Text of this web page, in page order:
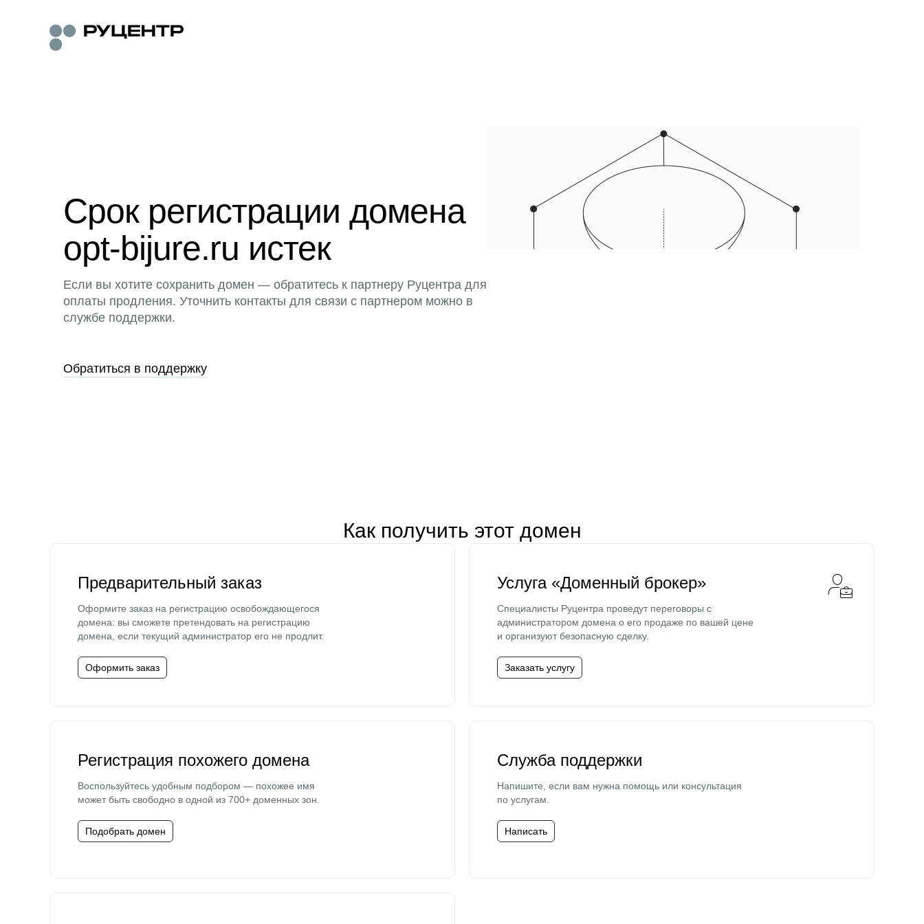
Срок регистрации домена
opt-bijure.ru истек
Если вы хотите сохранить домен — обратитесь к партнеру Руцентра для
оплаты продления. Уточнить контакты для связи с партнером можно в
службе поддержки.
Обратиться в поддержку
Как получить этот домен
Предварительный заказ
Оформите заказ на регистрацию освобождающегося
домена: вы сможете претендовать на регистрацию
домена, если текущий администратор его не продлит.
Оформить заказ
Услуга «Доменный брокер»
Специалисты Руцентра проведут переговоры с
администратором домена о его продаже по вашей цене
и организуют безопасную сделку.
Заказать услугу
Регистрация похожего домена
Воспользуйтесь удобным подбором — похожее имя
может быть свободно в одной из 700+ доменных зон.
Подобрать домен
Служба поддержки
Напишите, если вам нужна помощь или консультация
по услугам.
Написать